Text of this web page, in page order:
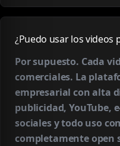
¿Puedo usar los videos
Por supuesto. Cada
comerciales. La
empresarial con alta
publicidad, YouTube,
sociales y todo uso
completamente open